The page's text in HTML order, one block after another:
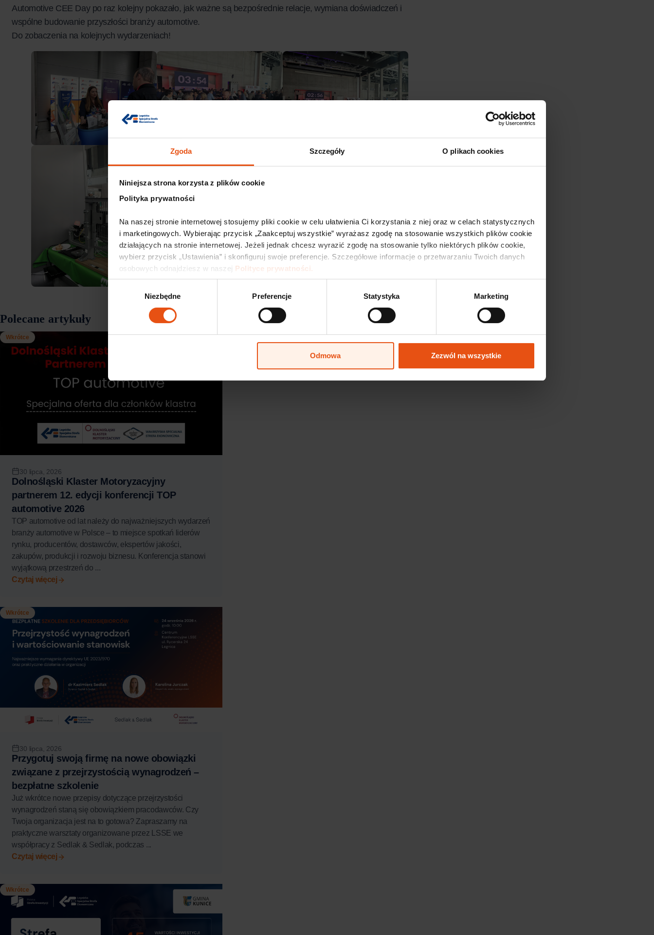
Zgoda Szczegóły O plikach cookies
Niniejsza strona korzysta z plików cookie
Polityka prywatności
Na naszej stronie internetowej stosujemy pliki cookie w celu ułatwienia Ci korzystania z niej oraz w celach statystycznych
i marketingowych. Wybierając przycisk „Zaakceptuj wszystkie” wyrażasz zgodę na stosowanie wszystkich plików cookie
działających na stronie internetowej. Jeżeli jednak chcesz wyrazić zgodę na stosowanie tylko niektórych plików cookie,
wybierz przycisk „Ustawienia” i skonfiguruj swoje preferencje. Szczegółowe informacje o przetwarzaniu Twoich danych
osobowych odnajdziesz w naszej Polityce prywatności.
Wybór
Niezbędne Preferencje Statystyka Marketing
Odmowa Zezwól na wszystkie
Automotive CEE Day po raz kolejny pokazało, jak ważne są bezpośrednie relacje, wymiana doświadczeń i
wspólne budowanie przyszłości branży automotive.
Do zobaczenia na kolejnych wydarzeniach!
Polecane artykuły
Wkrótce
30 lipca, 2026
Dolnośląski Klaster Motoryzacyjny
partnerem 12. edycji konferencji TOP
automotive 2026
TOP automotive od lat należy do najważniejszych wydarzeń
branży automotive w Polsce – to miejsce spotkań liderów
rynku, producentów, dostawców, ekspertów jakości,
zakupów, produkcji i rozwoju biznesu. Konferencja stanowi
wyjątkową przestrzeń do ...
Czytaj więcej
Wkrótce
30 lipca, 2026
Przygotuj swoją firmę na nowe obowiązki
związane z przejrzystością wynagrodzeń –
bezpłatne szkolenie
Już wkrótce nowe przepisy dotyczące przejrzystości
wynagrodzeń staną się obowiązkiem pracodawców. Czy
Twoja organizacja jest na to gotowa? Zapraszamy na
praktyczne warsztaty organizowane przez LSSE we
współpracy z Sedlak & Sedlak, podczas ...
Czytaj więcej
Wkrótce